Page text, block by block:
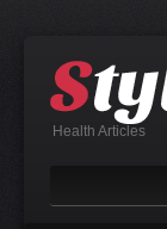
Health Articles